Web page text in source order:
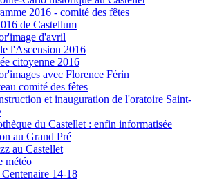
2016 - comité des fêtes
de Castellum
d'avril
l'Ascension 2016
citoyenne 2016
avec Florence Férin
comité des fêtes
et inauguration de l'oratoire Saint-
du Castellet : enfin informatisée
au Grand Pré
au Castellet
météo
14-18